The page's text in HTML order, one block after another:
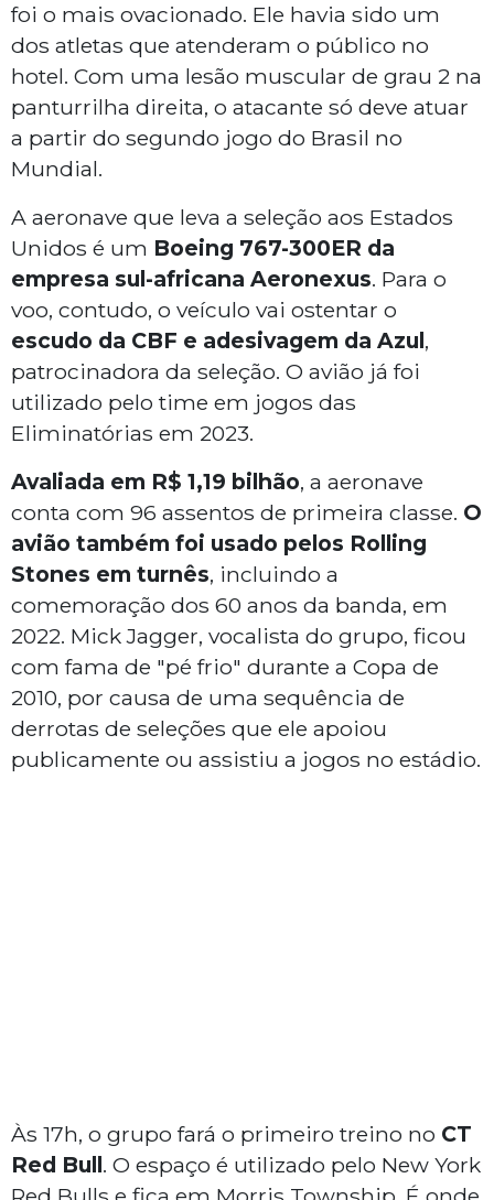
foi o mais ovacionado. Ele havia sido um
dos atletas que atenderam o público no
hotel. Com uma lesão muscular de grau 2 na
panturrilha direita, o atacante só deve atuar
a partir do segundo jogo do Brasil no
Mundial.
A aeronave que leva a seleção aos Estados
Unidos é um Boeing 767-300ER da
empresa sul-africana Aeronexus. Para o
voo, contudo, o veículo vai ostentar o
escudo da CBF e adesivagem da Azul,
patrocinadora da seleção. O avião já foi
utilizado pelo time em jogos das
Eliminatórias em 2023.
Avaliada em R$ 1,19 bilhão, a aeronave
conta com 96 assentos de primeira classe. O
avião também foi usado pelos Rolling
Stones em turnês, incluindo a
comemoração dos 60 anos da banda, em
2022. Mick Jagger, vocalista do grupo, ficou
com fama de "pé frio" durante a Copa de
2010, por causa de uma sequência de
derrotas de seleções que ele apoiou
publicamente ou assistiu a jogos no estádio.
Às 17h, o grupo fará o primeiro treino no CT
Red Bull. O espaço é utilizado pelo New York